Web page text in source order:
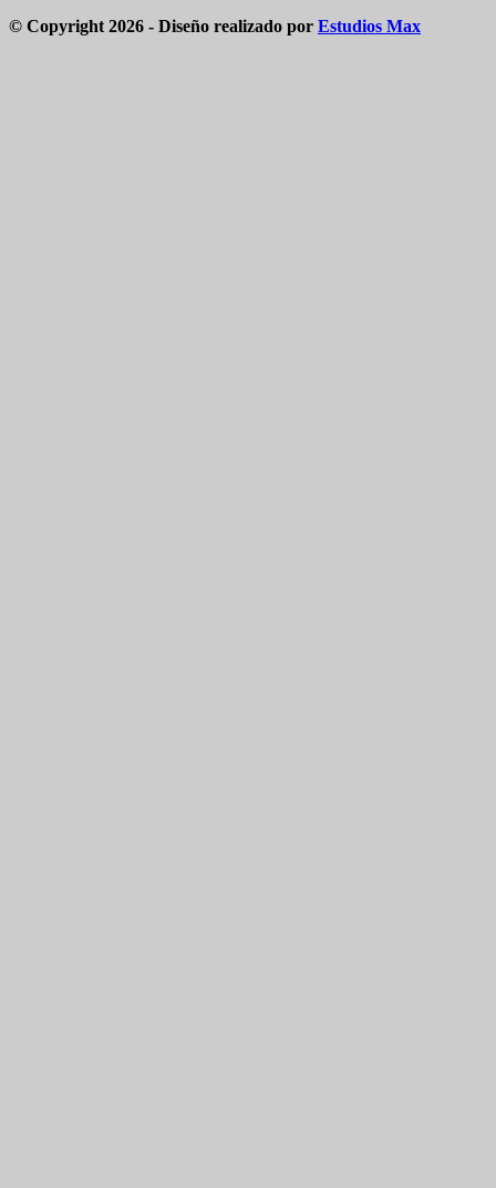
© Copyright 2026 - Diseño realizado por Estudios Max